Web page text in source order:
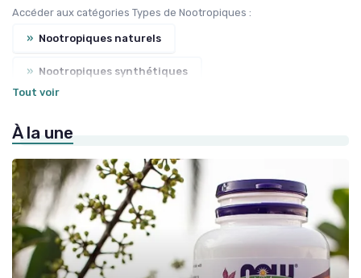
Accéder aux catégories Types de Nootropiques :
» Nootropiques naturels
» Nootropiques synthétiques
» Stimulants cognitifs
Tout voir
À la une